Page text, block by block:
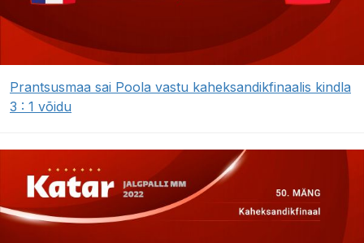
Prantsusmaa sai Poola vastu kaheksandikfinaalis kindla
3 : 1 võidu